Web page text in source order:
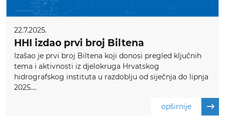
22.7.2025.
HHI izdao prvi broj Biltena
Izašao je prvi broj Biltena koji donosi pregled ključnih
tema i aktivnosti iz djelokruga Hrvatskog
hidrografskog instituta u razdoblju od siječnja do lipnja
2025....
opširnije